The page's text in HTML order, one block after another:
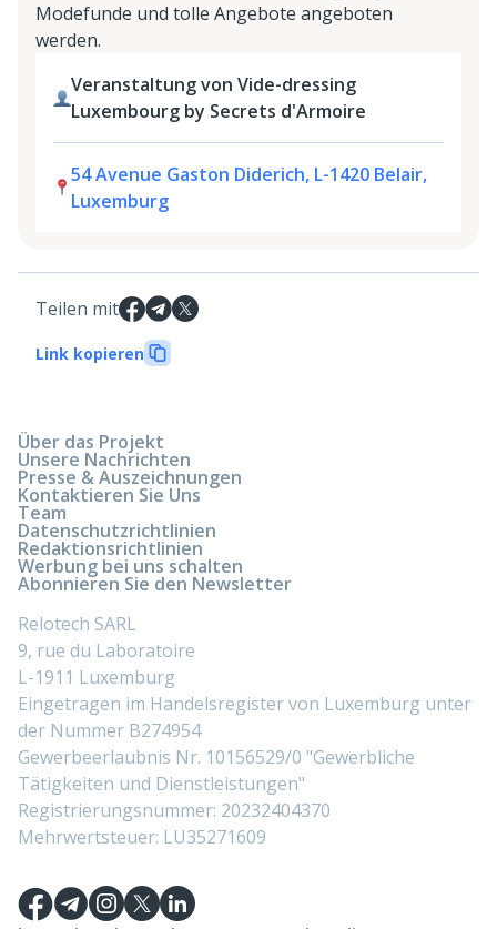
Modefunde und tolle Angebote angeboten
werden.
Veranstaltung von Vide-dressing
Luxembourg by Secrets d'Armoire
54 Avenue Gaston Diderich, L-1420 Belair,
Luxemburg
Teilen mit
Link kopieren
Über das Projekt
Unsere Nachrichten
Presse & Auszeichnungen
Kontaktieren Sie Uns
Team
Datenschutzrichtlinien
Redaktionsrichtlinien
Werbung bei uns schalten
Abonnieren Sie den Newsletter
Relotech SARL
9, rue du Laboratoire
L-1911 Luxemburg
Eingetragen im Handelsregister von Luxemburg unter
der Nummer B274954
Gewerbeerlaubnis Nr. 10156529/0 "Gewerbliche
Tätigkeiten und Dienstleistungen"
Registrierungsnummer: 20232404370
Mehrwertsteuer: LU35271609